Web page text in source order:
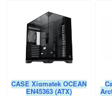
CASE Xigmatek OCEAN
EN45363 (ATX)